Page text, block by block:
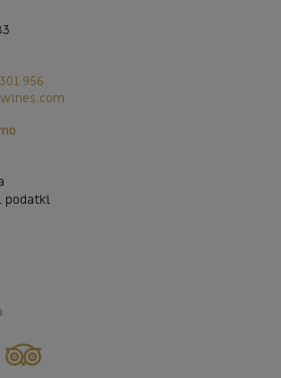
956
podatki